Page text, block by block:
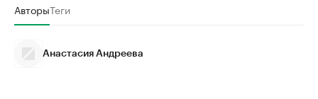
АвторыТеги
Анастасия Андреева